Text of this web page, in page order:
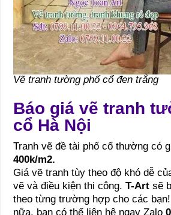
Vẽ tranh tường phố cổ đen trắng
Báo giá vẽ tranh
cổ Hà Nội
Tranh vẽ đề tài phố cổ thường có
400k/m2.
Giá vẽ tranh tùy theo độ khó dễ
vẽ và điều kiện thi công.T-Art sẽ
theo từng trường hợp cho các
nữa, bạn có thể liên hệ ngay Zalo